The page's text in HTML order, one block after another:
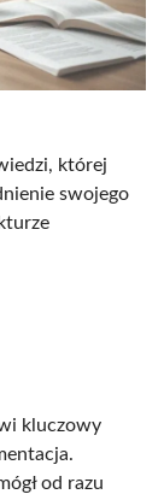
której
swojego
kluczowy
od razu